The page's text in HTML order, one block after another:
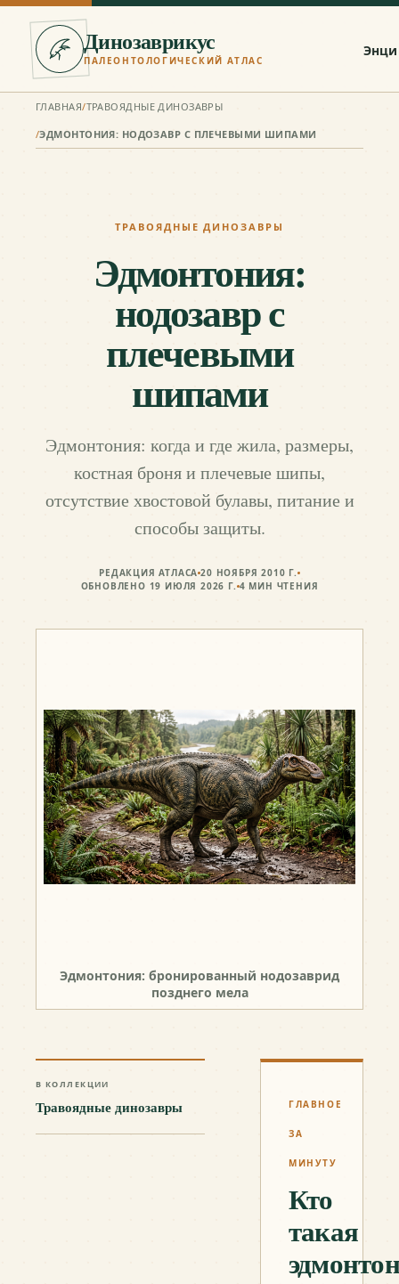
Динозаврикус
ПАЛЕОНТОЛОГИЧЕСКИЙ АТЛАС
ГЛАВНАЯ/ТРАВОЯДНЫЕ ДИНОЗАВРЫ
/ЭДМОНТОНИЯ: НОДОЗАВР С ПЛЕЧЕВЫМИ ШИПАМИ
ТРАВОЯДНЫЕ ДИНОЗАВРЫ
Эдмонтония:
нодозавр с
плечевыми
шипами
Эдмонтония: когда и где жила, размеры,
костная броня и плечевые шипы,
отсутствие хвостовой булавы, питание и
способы защиты.
РЕДАКЦИЯ АТЛАСА 20 НОЯБРЯ 2010 Г.
ОБНОВЛЕНО 19 ИЮЛЯ 2026 Г. 4 МИН ЧТЕНИЯ
Эдмонтония: бронированный нодозаврид
позднего мела
В КОЛЛЕКЦИИ
Травоядные динозавры ГЛАВНОЕ
ЗА
МИНУТУ
Кто
такая